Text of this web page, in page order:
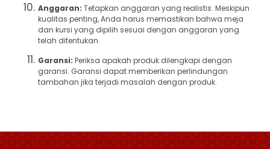
Anggaran: Tetapkan anggaran yang realistis. Meskipun
kualitas penting, Anda harus memastikan bahwa meja
dan kursi yang dipilih sesuai dengan anggaran yang
telah ditentukan.
Garansi: Periksa apakah produk dilengkapi dengan
garansi. Garansi dapat memberikan perlindungan
tambahan jika terjadi masalah dengan produk.